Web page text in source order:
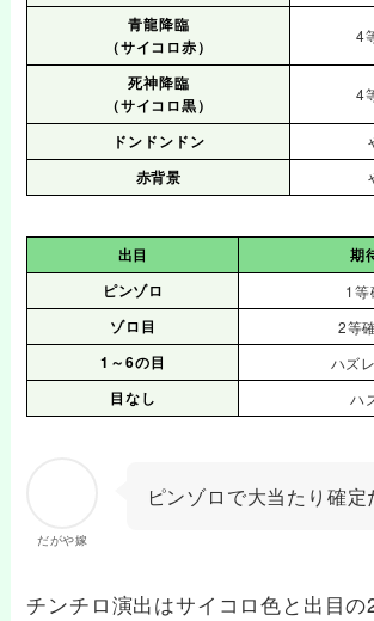
青龍降臨
（サイコロ赤）
4
死神降臨
（サイコロ黒）
4
ドンドンドン
赤背景
出目
期
ピンゾロ
1等
ゾロ目
2等
1～6の目
ハズ
目なし
ハ
だがや嫁
ピンゾロで大当たり確
チンチロ演出はサイコロ色と出目